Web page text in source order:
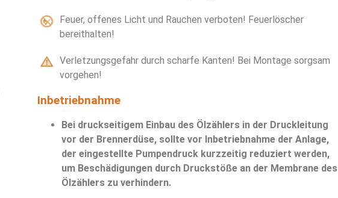
Feuer, offenes Licht und Rauchen verboten! Feuerlöscher
bereithalten!
Verletzungsgefahr durch scharfe Kanten! Bei Montage sorgsam
vorgehen!
Inbetriebnahme
Bei druckseitigem Einbau des Ölzählers in der Druckleitung
vor der Brennerdüse, sollte vor Inbetriebnahme der Anlage,
der eingestellte Pumpendruck kurzzeitig reduziert werden,
um Beschädigungen durch Druckstöße an der Membrane des
Ölzählers zu verhindern.